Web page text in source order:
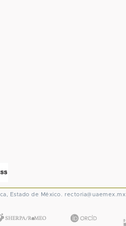
Estado de México. rectoria@uaemex.mx